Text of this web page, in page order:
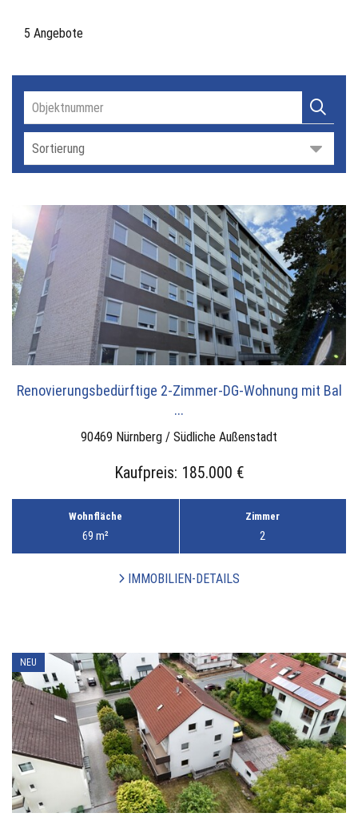
5 Angebote
Renovierungsbedürftige 2-Zimmer-DG-Wohnung mit Bal
...
90469 Nürnberg / Südliche Außenstadt
Kaufpreis: 185.000 €
Wohnfläche
69 m²
Zimmer
2
IMMOBILIEN-DETAILS
NEU